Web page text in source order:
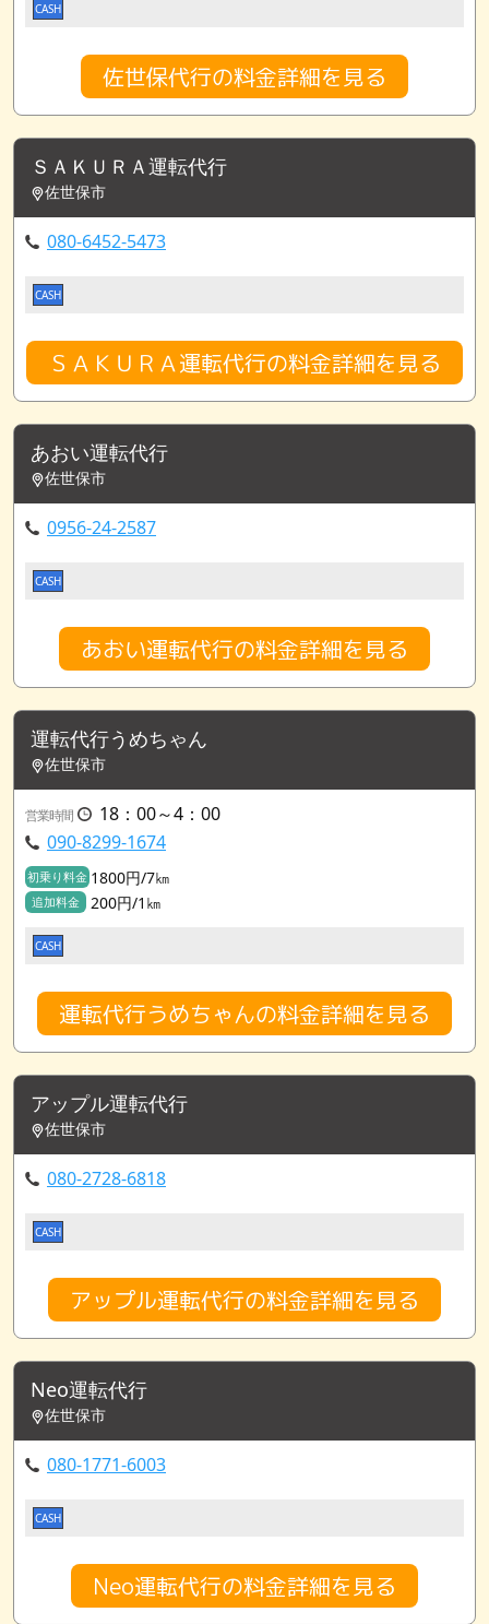
CASH
佐世保代行の料金詳細を見る
ＳＡＫＵＲＡ運転代行
佐世保市
080-6452-5473
CASH
ＳＡＫＵＲＡ運転代行の料金詳細を見る
あおい運転代行
佐世保市
0956-24-2587
CASH
あおい運転代行の料金詳細を見る
運転代行うめちゃん
佐世保市
営業時間
18：00～4：00
090-8299-1674
初乗り料金 1800円/7㎞
追加料金 200円/1㎞
CASH
運転代行うめちゃんの料金詳細を見る
アップル運転代行
佐世保市
080-2728-6818
CASH
アップル運転代行の料金詳細を見る
Neo運転代行
佐世保市
080-1771-6003
CASH
Neo運転代行の料金詳細を見る